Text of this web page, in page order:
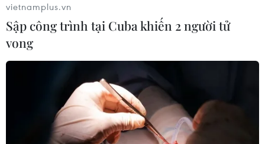
Bất chấp nắng nóng kỷ lục, du khách
châu Á vẫn đổ sang châu Âu
Đâm dao ở trung tâm London, một
nữ nghi phạm bị bắt giữ
vietnamplus.vn
Sập công trình tại Cuba khiến 2 người tử
vong